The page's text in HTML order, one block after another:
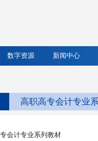
数字资源 新闻中心
高职高专会计专业
会计专业系列教材